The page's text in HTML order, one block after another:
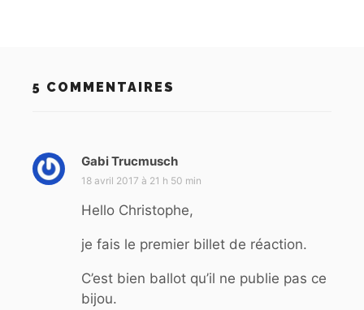
5 COMMENTAIRES
Gabi Trucmusch
i
18 avril 2017 à 21 h 50 min
Hello Christophe,
je fais le premier billet de réaction.
C’est bien ballot qu’il ne publie pas ce
bijou.